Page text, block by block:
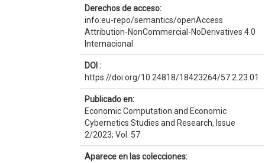
Derechos de acceso:
info:eu-repo/semantics/openAccess
Attribution-NonCommercial-NoDerivatives 4.0
Internacional
DOI :
https://doi.org/10.24818/18423264/57.2.23.01
Publicado en:
Economic Computation and Economic
Cybernetics Studies and Research, Issue
2/2023; Vol. 57
Aparece en las colecciones: